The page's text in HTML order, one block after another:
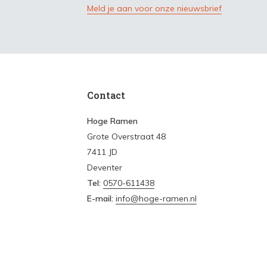
Meld je aan voor onze nieuwsbrief
Contact
Hoge Ramen
Grote Overstraat 48
7411 JD
Deventer
Tel: 0570-611438
E-mail: info@hoge-ramen.nl